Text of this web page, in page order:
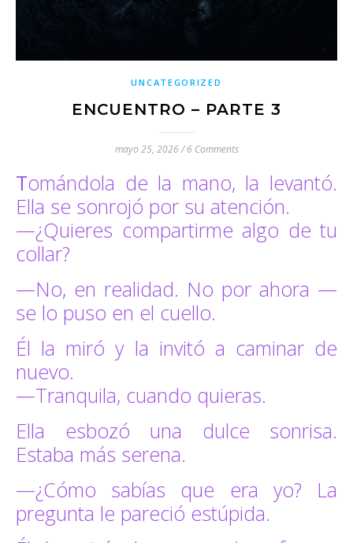
UNCATEGORIZED
ENCUENTRO – PARTE 3
mayo 25, 2026/ 6 Comments
Tomándola de la mano, la levantó.
Ella se sonrojó por su atención.
—¿Quieres compartirme algo de tu
collar?
—No, en realidad. No por ahora —
se lo puso en el cuello.
Él la miró y la invitó a caminar de
nuevo.
—Tranquila, cuando quieras.
Ella esbozó una dulce sonrisa.
Estaba más serena.
—¿Cómo sabías que era yo? La
pregunta le pareció estúpida.